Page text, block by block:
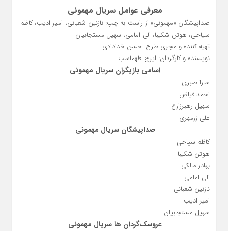
معرفی عوامل سریال مهمونی
صداپیشگان «مهمونی» از راست به چپ: نازنین شعبانی، امیر ادیب، کاظم
سیاحی، هوتن شکیبا، الی امامی، سهیل مستجابیان
تهیه کننده و مجری طرح: حسن خدادادی
نویسنده و کارگردان: ایرج طهماسب
اسامی بازیگران سریال مهمونی
سارا صبری
احمد فیاض
سهیل رهبرزارع
علی زرمهری
صداپیشگان سریال مهمونی
کاظم سیاحی
هوتن شکیبا
بهادر مالکی
الی امامی
نازنین شعبانی
امیر ادیب
سهیل مستجابیان
عروسک‌گردان ها سریال مهمونی